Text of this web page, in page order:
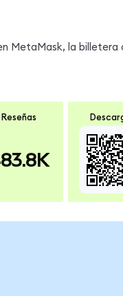
MetaMask, la
Reseñas